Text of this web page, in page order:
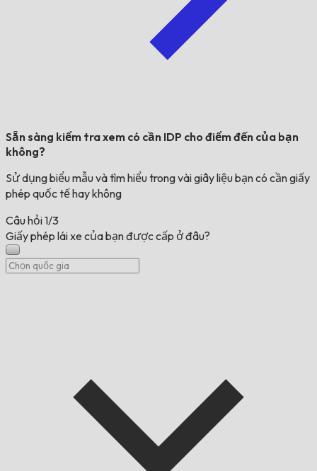
Sẵn sàng kiểm tra xem có cần IDP cho điểm đến của bạn
không?
Sử dụng biểu mẫu và tìm hiểu trong vài giây liệu bạn có cần giấy
phép quốc tế hay không
Câu hỏi1/3
Giấy phép lái xe của bạn được cấp ở đâu?